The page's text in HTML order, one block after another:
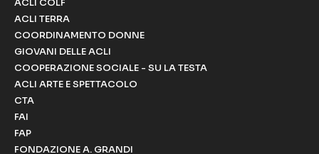
ACLI COLF
ACLI TERRA
COORDINAMENTO DONNE
GIOVANI DELLE ACLI
COOPERAZIONE SOCIALE - SU LA TESTA
ACLI ARTE E SPETTACOLO
CTA
FAI
FAP
FONDAZIONE A. GRANDI